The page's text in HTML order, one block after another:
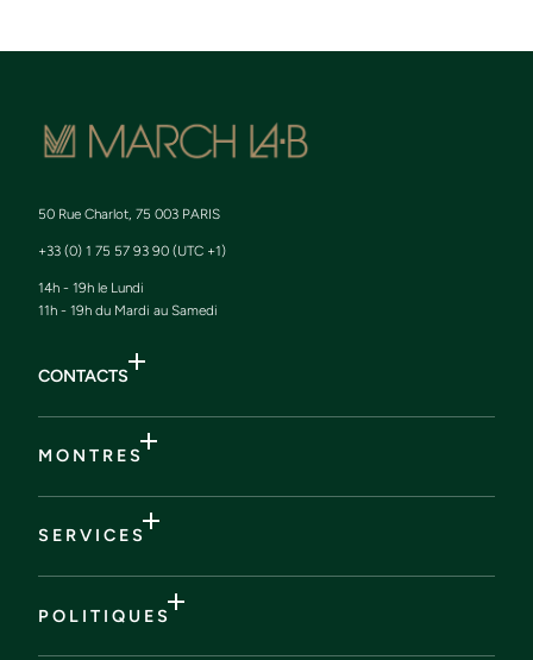
50 Rue Charlot, 75 003 PARIS
+33 (0) 1 75 57 93 90 (UTC +1)
14h - 19h le Lundi
11h - 19h du Mardi au Samedi
CONTACTS
M O N T R E S
S E R V I C E S
P O L I T I Q U E S